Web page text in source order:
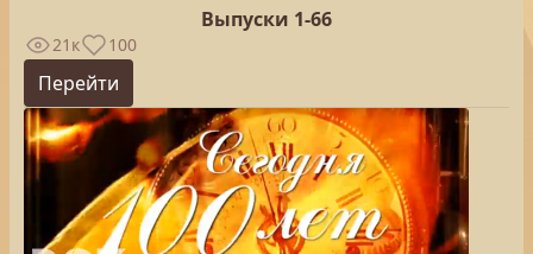
Выпуски 1-66
21к 100
Перейти